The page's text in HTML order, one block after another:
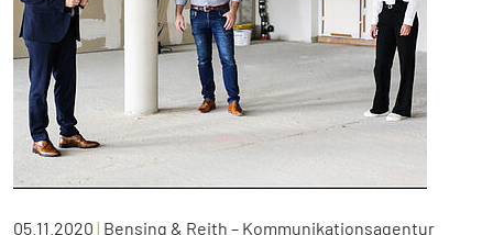
05.11.2020 | Bensing & Reith – Kommunikationsagentur